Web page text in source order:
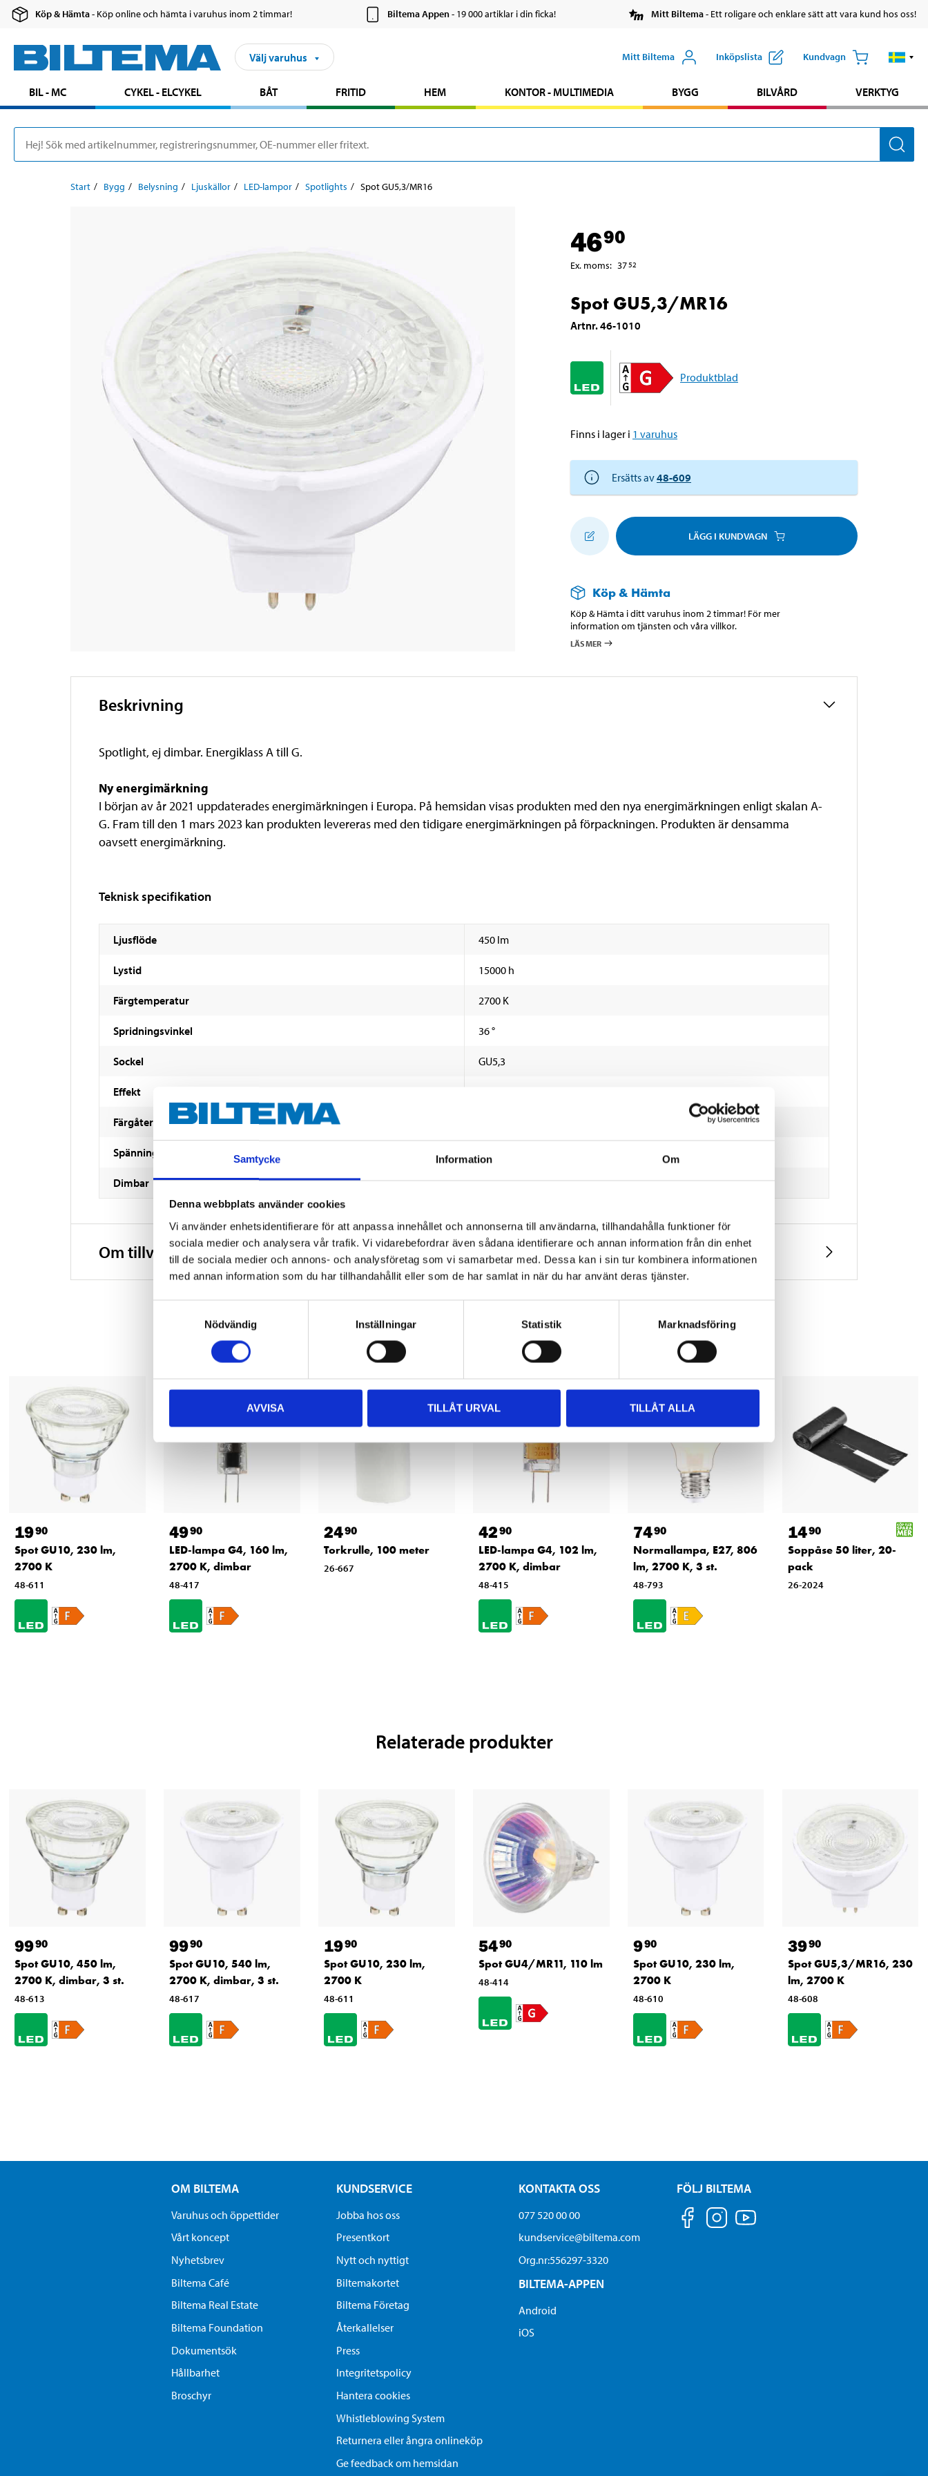
Samtycke Information Om
Denna webbplats använder cookies
Vi använder enhetsidentifierare för att anpassa innehållet och annonserna till användarna, tillhandahålla funktioner för
sociala medier och analysera vår trafik. Vi vidarebefordrar även sådana identifierare och annan information från din enhet
till de sociala medier och annons- och analysföretag som vi samarbetar med. Dessa kan i sin tur kombinera informationen
med annan information som du har tillhandahållit eller som de har samlat in när du har använt deras tjänster.
Nödvändig
Inställningar Statistik Marknadsföring
AVVISA TILLÅT URVAL TILLÅT ALLA
Köp & Hämta- Köp online och hämta i varuhus inom 2 timmar! Biltema Appen- 19 000 artiklar i din ficka! Mitt Biltema- Ett roligare och enklare sätt att vara kund hos oss!
Välj varuhus Mitt Biltema Inköpslista Kundvagn
BIL - MC CYKEL - ELCYKEL BÅT FRITID HEM KONTOR - MULTIMEDIA BYGG BILVÅRD VERKTYG
Start Bygg Belysning Ljuskällor LED-lampor Spotlights Spot GU5,3/MR16
4690
Ex. moms: 3752
Spot GU5,3/MR16
Artnr.46-1010
Produktblad
Finns i lager i 1 varuhus
Ersätts av48-609
LÄGG I KUNDVAGN
Köp & Hämta
Köp & Hämta i ditt varuhus inom 2 timmar! För mer
information om tjänsten och våra villkor.
LÄS MER
Beskrivning
Spotlight, ej dimbar. Energiklass A till G.
Ny energimärkning
I början av år 2021 uppdaterades energimärkningen i Europa. På hemsidan visas produkten med den nya energimärkningen enligt skalan A-
G. Fram till den 1 mars 2023 kan produkten levereras med den tidigare energimärkningen på förpackningen. Produkten är densamma
oavsett energimärkning.
Teknisk specifikation
Ljusflöde 450 lm
Lystid 15000 h
Färgtemperatur 2700 K
Spridningsvinkel 36 °
Sockel GU5,3
Effekt
Färgåtergivning
Spänning 12 V
Dimbar Nej
Om tillverkaren
Andra kunder köpte också
1990
Spot GU10, 230 lm,
2700 K
48-611
4990
LED-lampa G4, 160 lm,
2700 K, dimbar
48-417
2490
Torkrulle, 100 meter
26-667
4290
LED-lampa G4, 102 lm,
2700 K, dimbar
48-415
7490
Normallampa, E27, 806
lm, 2700 K, 3 st.
48-793
1490
Soppåse 50 liter, 20-
pack
26-2024
Relaterade produkter
9990
Spot GU10, 450 lm,
2700 K, dimbar, 3 st.
48-613
9990
Spot GU10, 540 lm,
2700 K, dimbar, 3 st.
48-617
1990
Spot GU10, 230 lm,
2700 K
48-611
5490
Spot GU4/MR11, 110 lm
48-414
990
Spot GU10, 230 lm,
2700 K
48-610
3990
Spot GU5,3/MR16, 230
lm, 2700 K
48-608
OM BILTEMA
Varuhus och öppettider
Vårt koncept
Nyhetsbrev
Biltema Café
Biltema Real Estate
Biltema Foundation
Dokumentsök
Hållbarhet
Broschyr
KUNDSERVICE
Jobba hos oss
Presentkort
Nytt och nyttigt
Biltemakortet
Biltema Företag
Återkallelser
Press
Integritetspolicy
Hantera cookies
Whistleblowing System
Returnera eller ångra onlineköp
Ge feedback om hemsidan
KONTAKTA OSS
077 520 00 00
kundservice@biltema.com
Org.nr:556297-3320
BILTEMA-APPEN
Android
iOS
FÖLJ BILTEMA